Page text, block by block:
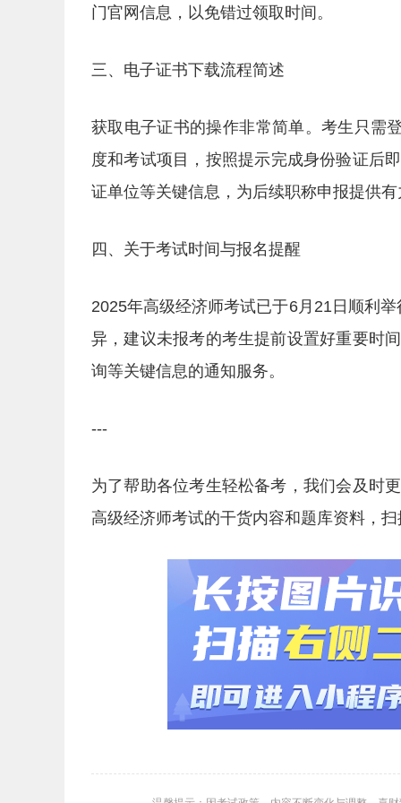
门官网信息，以免错过领取时间。
三、电子证书下载流程简述
获取电子证书的操作非常简单。考生只需
度和考试项目，按照提示完成身份验证后
证单位等关键信息，为后续职称申报提供
四、关于考试时间与报名提醒
2025年高级经济师考试已于6月21日顺利
异，建议未报考的考生提前设置好重要时
询等关键信息的通知服务。
---
为了帮助各位考生轻松备考，我们会及时
高级经济师考试的干货内容和题库资料，